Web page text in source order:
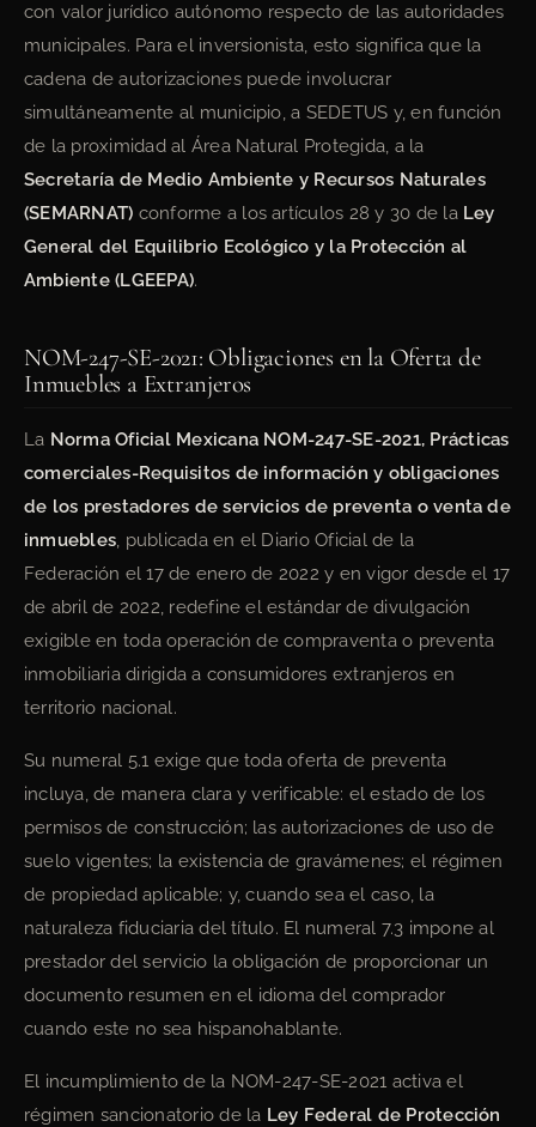
con valor jurídico autónomo respecto de las autoridades
municipales. Para el inversionista, esto significa que la
cadena de autorizaciones puede involucrar
simultáneamente al municipio, a SEDETUS y, en función
de la proximidad al Área Natural Protegida, a la
Secretaría de Medio Ambiente y Recursos Naturales
(SEMARNAT) conforme a los artículos 28 y 30 de la Ley
General del Equilibrio Ecológico y la Protección al
Ambiente (LGEEPA).
NOM-247-SE-2021: Obligaciones en la Oferta de
Inmuebles a Extranjeros
La Norma Oficial Mexicana NOM-247-SE-2021, Prácticas
comerciales-Requisitos de información y obligaciones
de los prestadores de servicios de preventa o venta de
inmuebles, publicada en el Diario Oficial de la
Federación el 17 de enero de 2022 y en vigor desde el 17
de abril de 2022, redefine el estándar de divulgación
exigible en toda operación de compraventa o preventa
inmobiliaria dirigida a consumidores extranjeros en
territorio nacional.
Su numeral 5.1 exige que toda oferta de preventa
incluya, de manera clara y verificable: el estado de los
permisos de construcción; las autorizaciones de uso de
suelo vigentes; la existencia de gravámenes; el régimen
de propiedad aplicable; y, cuando sea el caso, la
naturaleza fiduciaria del título. El numeral 7.3 impone al
prestador del servicio la obligación de proporcionar un
documento resumen en el idioma del comprador
cuando este no sea hispanohablante.
El incumplimiento de la NOM-247-SE-2021 activa el
régimen sancionatorio de la Ley Federal de Protección